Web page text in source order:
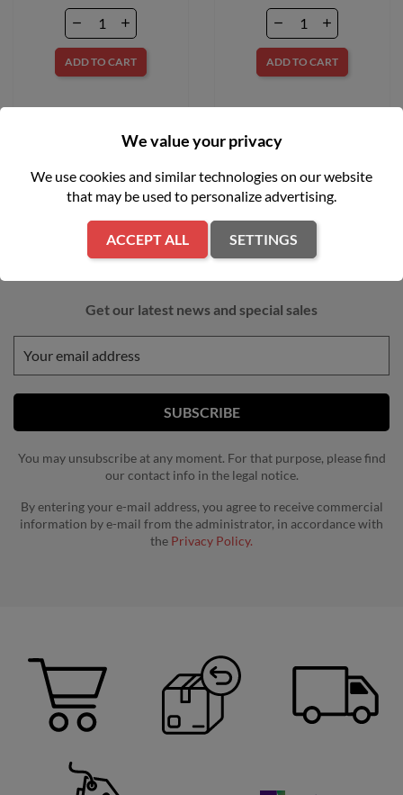
ADD TO CART ADD TO CART
NEWSLETTER
Get our latest news and special sales
You may unsubscribe at any moment. For that purpose, please find
our contact info in the legal notice.
By entering your e-mail address, you agree to receive commercial
information by e-mail from the administrator, in accordance with
the Privacy Policy.
We value your privacy
We use cookies and similar technologies on our website
that may be used to personalize advertising.
ACCEPT ALL SETTINGS